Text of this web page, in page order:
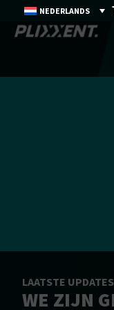
NEDERLANDS
LAATSTE UPDATES
WE ZIJN